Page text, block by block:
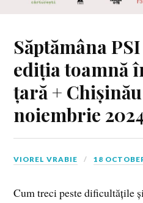
Săptămâna
ediția toamnă
țară +
noiembrie
VIOREL VRABIE 18
Cum treci peste dificultățile